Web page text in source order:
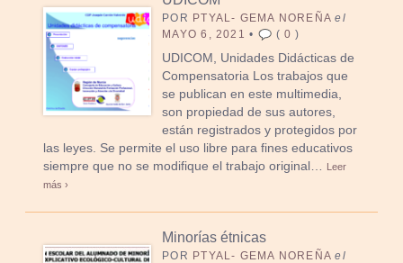
POR PTYAL- GEMA NOREÑA el
MAYO 6, 2021 • ( 0 )
UDICOM, Unidades Didácticas de
Compensatoria Los trabajos que
se publican en este multimedia,
son propiedad de sus autores,
están registrados y protegidos por
las leyes. Se permite el uso libre para fines educativos
siempre que no se modifique el trabajo original…
Leer
más ›
Minorías étnicas
POR PTYAL- GEMA NOREÑA el